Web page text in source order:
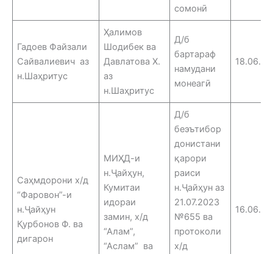
сомонӣ
Гадоев Файзали
Сайвалиевич аз
н.Шаҳритус
Ҳалимов
Шодибек ва
Давлатова Х.
аз
н.Шаҳритус
Д/б
бартараф
намудани
монеагӣ
18.06.25
Саҳмдорони х/д
“Фаровон”-и
н.Ҷайҳун
Қурбонов Ф. ва
дигарон
МИҲД-и
н.Ҷайҳун,
Кумитаи
идораи
замин, х/д
“Алам”,
“Аслам” ва
Д/б
беэътибор
донистани
қарори
раиси
н.Ҷайҳун аз
21.07.2023
№655 ва
протоколи
х/д
16.06.25